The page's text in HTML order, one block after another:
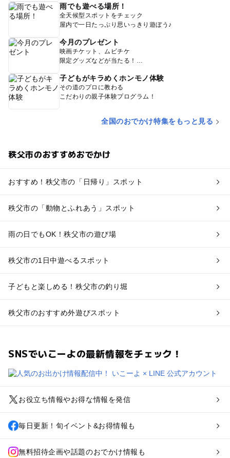
雨でも遊べる場所！
全天候型スポットをチェック
屋内で一日たっぷり思いっきり遊ぼう♪
今月のプレゼント
映画チケット、ムビチケ
限定グッズなどが当たる！
子どもがキラめくホンモノ体験
その道のプロに教わる
こだわりの親子体験プログラム！
全国のおでかけ特集をもっと見る
秩父市のおすすめおでかけ
おすすめ！秩父市の「日帰り」スポット
秩父市の「動物とふれあう」スポット
雨の日でもOK！秩父市の遊び場
秩父市の1日中遊べるスポット
子どもと楽しめる！秩父市の釣り堀
秩父市のおすすめ外遊びスポット
SNSでいこーよの最新情報をチェック！
お役立ち情報やお得な情報を発信
毎日更新！旬イベント&お得情報も
無料招待企画や話題のおでかけ情報も